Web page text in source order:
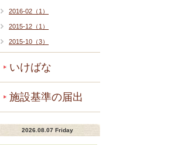
2016-02（1）
2015-12（1）
2015-10（3）
いけばな
施設基準の届出
2026.08.07 Friday